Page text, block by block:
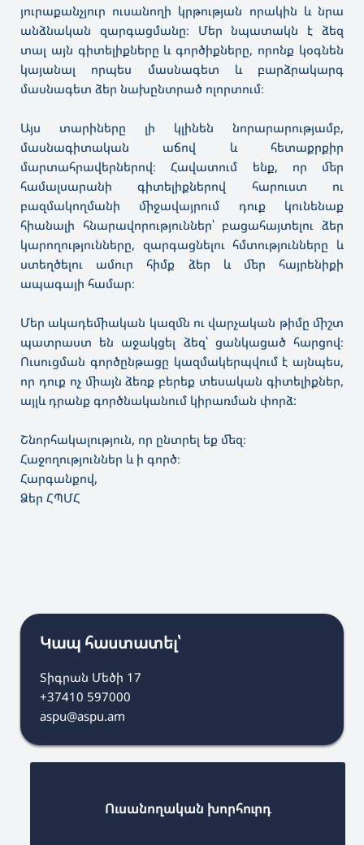
յուրաքանչյուր ուսանողի կրթության որակին և նրա
անձնական զարգացմանը։ Մեր նպատակն է ձեզ
տալ այն գիտելիքները և գործիքները, որոնք կօգնեն
կայանալ որպես մասնագետ և բարձրակարգ
մասնագետ ձեր նախընտրած ոլորտում։
Այս տարիները լի կլինեն նորարարությամբ,
մասնագիտական աճով և հետաքրքիր
մարտահրավերներով։ Հավատում ենք, որ մեր
համալսարանի գիտելիքներով հարուստ ու
բազմակողմանի միջավայրում դուք կունենաք
հիանալի հնարավորություններ՝ բացահայտելու ձեր
կարողությունները, զարգացնելու հմտությունները և
ստեղծելու ամուր հիմք ձեր և մեր հայրենիքի
ապագայի համար։
Մեր ակադեմիական կազմն ու վարչական թիմը միշտ
պատրաստ են աջակցել ձեզ՝ ցանկացած հարցով։
Ուսուցման գործընթացը կազմակերպվում է այնպես,
որ դուք ոչ միայն ձեռք բերեք տեսական գիտելիքներ,
այլև դրանք գործնականում կիրառման փորձ:
Շնորհակալություն, որ ընտրել եք մեզ։
Հաջողություններ և ի գործ։
Հարգանքով,
Ձեր ՀՊՄՀ
Կապ հաստատել՝
Տիգրան Մեծի 17
+37410 597000
aspu@aspu.am
Ուսանողական խորհուրդ